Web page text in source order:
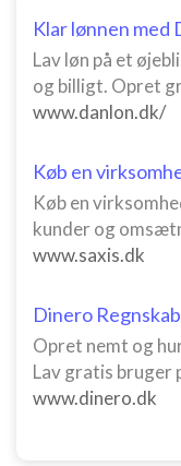
Klar lønnen med
Lav løn på et
og billigt. Opret
www.danlon.dk/
Køb en
Køb en
kunder og
www.saxis.dk
Dinero
Opret nemt og
Lav gratis bruger
www.dinero.dk
Bruge præcise
Identificere
anmodede
Nødvendig
Ydeevne
Annoncering /